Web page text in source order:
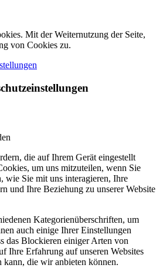
Mit der Weiternutzung der Seite,
von Cookies zu.
die auf Ihrem Gerät eingestellt
um uns mitzuteilen, wenn Sie
wie Sie mit uns interagieren, Ihre
und Ihre Beziehung zu unserer Website
Kategorienüberschriften, um
auch einige Ihrer Einstellungen
das Blockieren einiger Arten von
Ihre Erfahrung auf unseren Websites
kann, die wir anbieten können.